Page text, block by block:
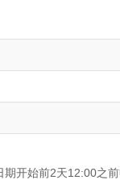
开始前2天12:00之